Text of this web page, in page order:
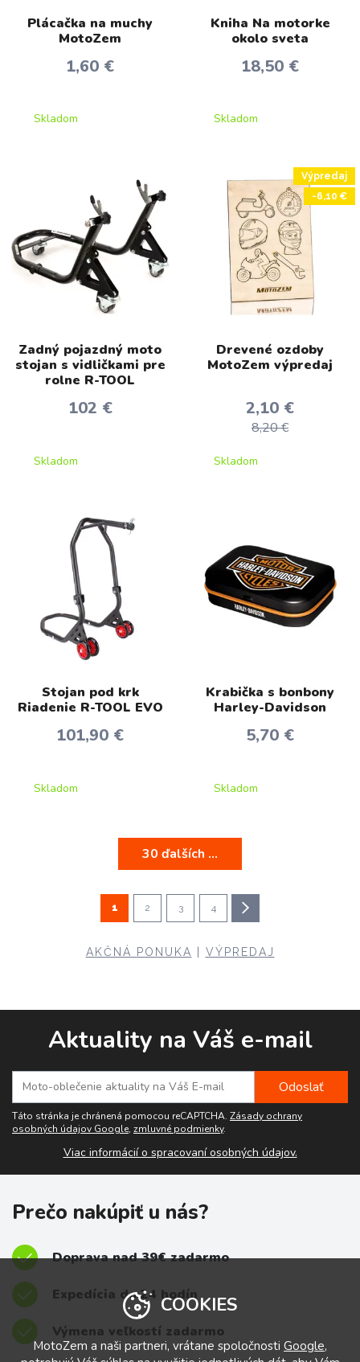
Plácačka na muchy
MotoZem
1,60 €
Skladom
Kniha Na motorke
okolo sveta
18,50 €
Skladom
Zadný pojazdný moto
stojan s vidličkami pre
rolne R-TOOL
102 €
Skladom
Výpredaj
-6,10 €
Drevené ozdoby
MotoZem výpredaj
2,10 €
8,20 €
Skladom
Stojan pod krk
Riadenie R-TOOL EVO
101,90 €
Skladom
Krabička s bonbony
Harley-Davidson
5,70 €
Skladom
30 ďalších ...
1 2 3 4
AKČNÁ PONUKA VÝPREDAJ
Aktuality na Váš e-mail
Táto stránka je chránená pomocou reCAPTCHA. Zásady ochrany
osobných údajov Google, zmluvné podmienky.
Viac informácií o spracovaní osobných údajov.
Prečo nakúpiť u nás?
Doprava nad 39€ zadarmo
Expedícia do 24 hodín
Výmena veľkostí zadarmo
COOKIES
MotoZem a naši partneri, vrátane spoločnosti Google,